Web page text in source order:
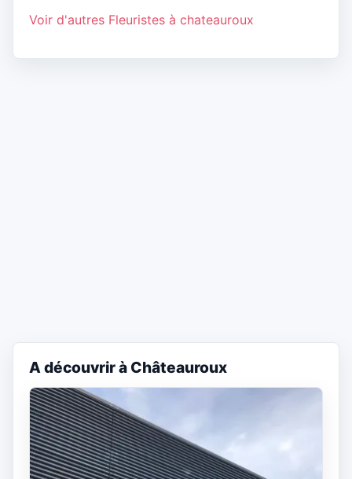
Voir d'autres Fleuristes à chateauroux
A découvrir à Châteauroux